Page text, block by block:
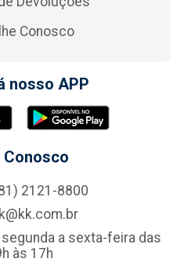
Conosco
nosso APP
Conosco
2121-8800
a sexta-feira das
às 17h